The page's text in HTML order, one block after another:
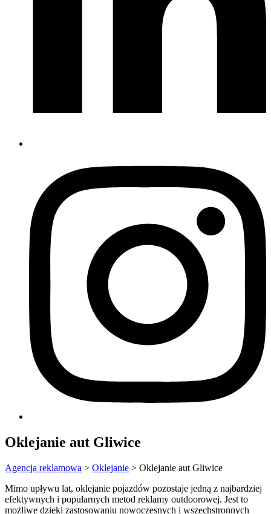
Oklejanie aut Gliwice
Agencja reklamowa > Oklejanie > Oklejanie aut Gliwice
Mimo upływu lat, oklejanie pojazdów pozostaje jedną z najbardziej
efektywnych i popularnych metod reklamy outdoorowej. Jest to
możliwe dzięki zastosowaniu nowoczesnych i wszechstronnych